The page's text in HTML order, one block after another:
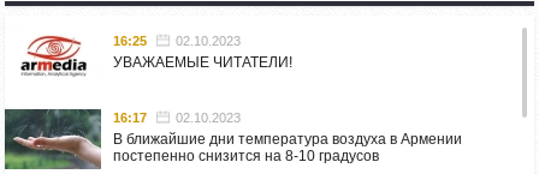
16:25 02.10.2023
УВАЖАЕМЫЕ ЧИТАТЕЛИ!
16:17 02.10.2023
В ближайшие дни температура воздуха в Армении
постепенно снизится на 8-10 градусов